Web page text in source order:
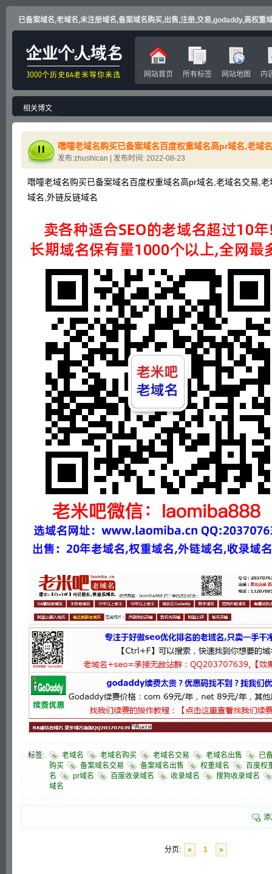
已备案域名,老域名,未注册域名,备案域名购买,出售,注册,交易,godaddy,高权重
网站首页 所有标签 网站地图 内
相关博文
发布:zhushican | 发布时间: 2022-08-23
噆噇老域名购买已备案域名百度权重域名高pr域名,老域名交易,
域名,外链反链域名
标签: 老域名 老域名购买 老域名交易 老域名出售
已
购买
备案域名交易 备案域名出售 权重域名
百度权
名
pr域名 百度收录域名 收录域名
搜狗收录域名
域名
分页: « 1 »